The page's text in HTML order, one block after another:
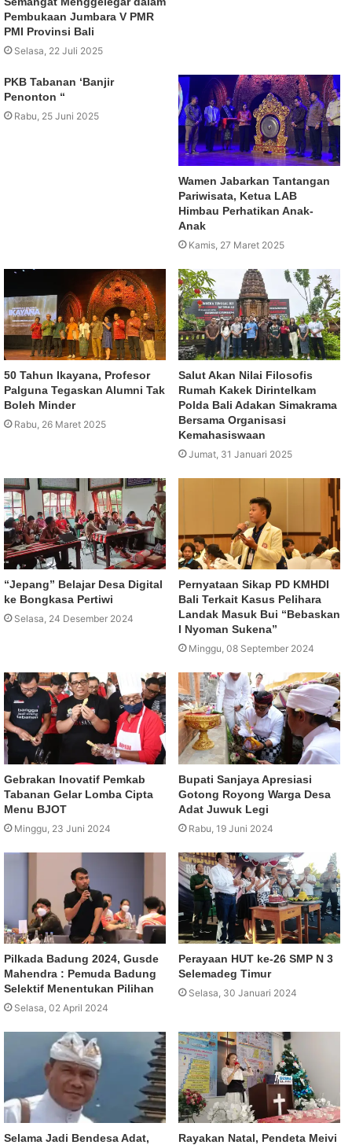
Pembukaan Jumbara V PMR
PMI Provinsi Bali
Selasa, 22 Juli 2025
PKB Tabanan ‘Banjir
Penonton “
Rabu, 25 Juni 2025
Wamen Jabarkan Tantangan
Pariwisata, Ketua LAB
Himbau Perhatikan Anak-
Anak
Kamis, 27 Maret 2025
50 Tahun Ikayana, Profesor
Palguna Tegaskan Alumni Tak
Boleh Minder
Rabu, 26 Maret 2025
Salut Akan Nilai Filosofis
Rumah Kakek Dirintelkam
Polda Bali Adakan Simakrama
Bersama Organisasi
Kemahasiswaan
Jumat, 31 Januari 2025
“Jepang” Belajar Desa Digital
ke Bongkasa Pertiwi
Selasa, 24 Desember 2024
Pernyataan Sikap PD KMHDI
Bali Terkait Kasus Pelihara
Landak Masuk Bui “Bebaskan
I Nyoman Sukena”
Minggu, 08 September 2024
Gebrakan Inovatif Pemkab
Tabanan Gelar Lomba Cipta
Menu BJOT
Minggu, 23 Juni 2024
Bupati Sanjaya Apresiasi
Gotong Royong Warga Desa
Adat Juwuk Legi
Rabu, 19 Juni 2024
Pilkada Badung 2024, Gusde
Mahendra : Pemuda Badung
Selektif Menentukan Pilihan
Selasa, 02 April 2024
Perayaan HUT ke-26 SMP N 3
Selemadeg Timur
Selasa, 30 Januari 2024
Selama Jadi Bendesa Adat,
Rayakan Natal, Pendeta Meivi